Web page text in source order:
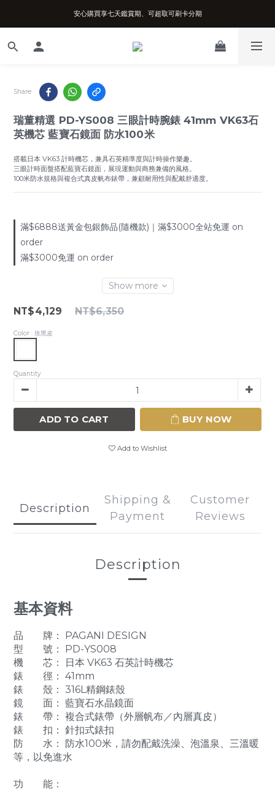
台南實體店面、兩年機芯保固、開立發票
安心購買享七天鑑賞期、可超取可刷卡分期
台南實體店面、兩年機芯保固、開立發票
Share
瑞董精選 PD-YS008 三眼計時腕錶 41mm VK63石
英機芯 藍寶石鏡面 防水100米
搭載日本 VK63 計時機芯，兼具石英精準度與計時操作樂趣。
三眼計時面盤搭配藍寶石鏡面，展現運動與商務兼備的風格。
100米防水規格與複合式真皮帆布錶帶，兼顧耐用性與配戴舒適度。
滿$6888送黃金包銀飾品(隨機款)｜滿$3000全站免運 on
order
滿$3000免運 on order
Show more
NT$4,129 NT$6,350
Color : 玫黑皮
Quantity
ADD TO CART BUY NOW
Add to Wishlist
Description
Shipping &
Payment
Customer
Reviews
Description
基本資料
品 牌： PAGANI DESIGN
型 號： PD-YS008
機 芯： 日本 VK63 石英計時機芯
錶 徑： 41mm
錶 殼： 316L精鋼錶殼
鏡 面： 藍寶石水晶鏡面
錶 帶： 複合式錶帶（外層帆布／內層真皮）
錶 扣： 針扣式錶扣
防 水： 防水100米，請勿配戴洗澡、泡溫泉、三溫暖
等，以免進水
功 能：